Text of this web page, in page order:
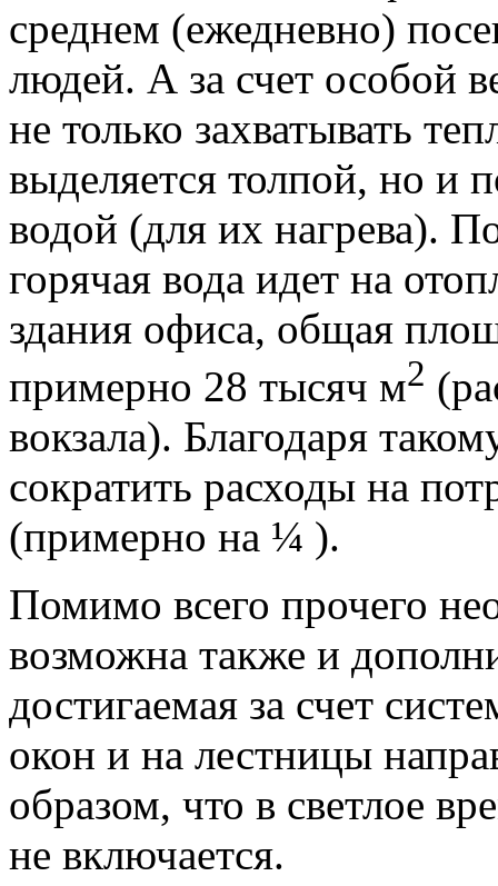
среднем (ежедневно)
людей. А за счет особой
не только захватывать
выделяется толпой, но и
водой (для их нагрева).
горячая вода идет на
здания офиса, общая
примерно 28 тысяч м2
вокзала). Благодаря
сократить расходы на
(примерно на ¼ ).
Помимо всего прочего
возможна также и
достигаемая за счет
окон и на лестницы
образом, что в светлое
не включается.